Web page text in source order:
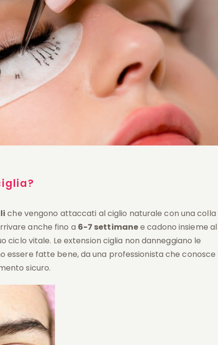
che vengono attaccati al ciglio naturale con una colla
anche fino a 6-7 settimanee cadono insieme al
ciclo vitale. Le extension ciglia non danneggiano le
essere fatte bene, da una professionista che conosce
sicuro.